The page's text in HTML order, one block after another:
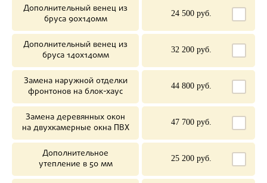
Дополнительный венец из
бруса 90х140мм
24 500 руб.
Дополнительный венец из
бруса 140х140мм
32 200 руб.
Замена наружной отделки
фронтонов на блок-хаус
44 800 руб.
Замена деревянных окон
на двухкамерные окна ПВХ
47 700 руб.
Дополнительное
утепление в 50 мм
25 200 руб.